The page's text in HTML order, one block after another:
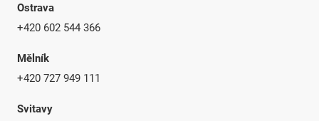
Ostrava
+420 602 544 366
Mělník
+420 727 949 111
Svitavy